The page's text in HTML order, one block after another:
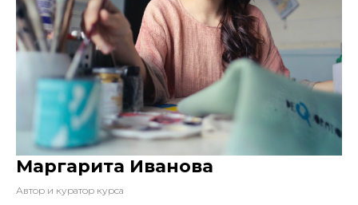
Маргарита Иванова
Автор и куратор курса